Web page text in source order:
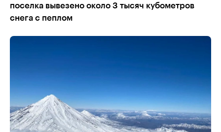
поселка вывезено около 3 тысяч кубометров
снега с пеплом